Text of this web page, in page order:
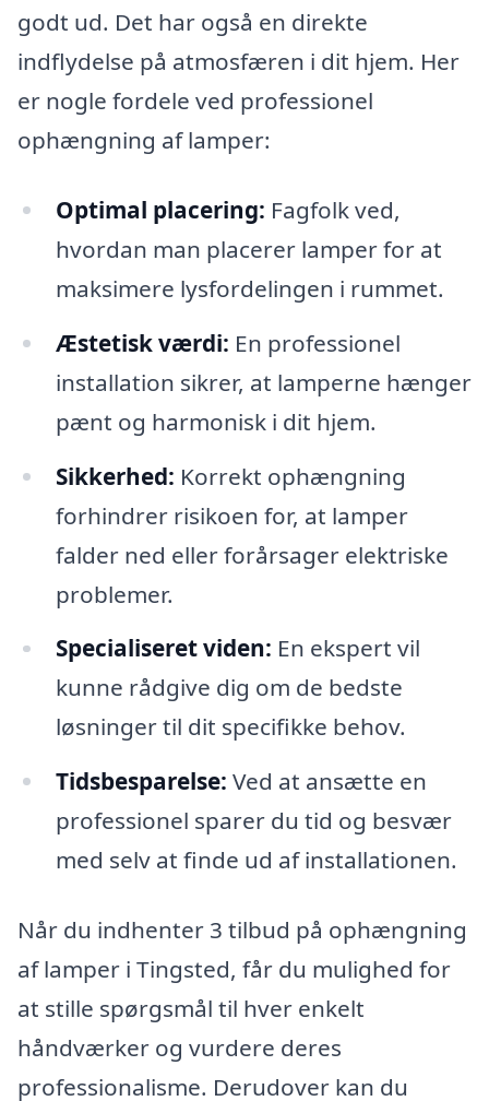
godt ud. Det har også en direkte
indflydelse på atmosfæren i dit hjem. Her
er nogle fordele ved professionel
ophængning af lamper:
Optimal placering: Fagfolk ved,
hvordan man placerer lamper for at
maksimere lysfordelingen i rummet.
Æstetisk værdi: En professionel
installation sikrer, at lamperne hænger
pænt og harmonisk i dit hjem.
Sikkerhed: Korrekt ophængning
forhindrer risikoen for, at lamper
falder ned eller forårsager elektriske
problemer.
Specialiseret viden: En ekspert vil
kunne rådgive dig om de bedste
løsninger til dit specifikke behov.
Tidsbesparelse: Ved at ansætte en
professionel sparer du tid og besvær
med selv at finde ud af installationen.
Når du indhenter 3 tilbud på ophængning
af lamper i Tingsted, får du mulighed for
at stille spørgsmål til hver enkelt
håndværker og vurdere deres
professionalisme. Derudover kan du